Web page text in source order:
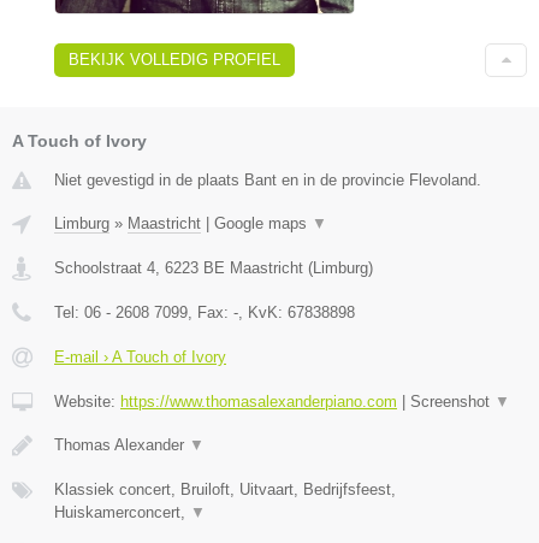
BEKIJK VOLLEDIG PROFIEL
A Touch of Ivory
Niet gevestigd in de plaats Bant en in de provincie Flevoland.
Limburg » Maastricht Google maps ▼
Schoolstraat 4, 6223 BE Maastricht (Limburg)
Tel: 06 - 2608 7099, Fax: -, KvK: 67838898
E-mail › A Touch of Ivory
Website: https://www.thomasalexanderpiano.com Screenshot ▼
Thomas Alexander ▼
Klassiek concert, Bruiloft, Uitvaart, Bedrijfsfeest,
Huiskamerconcert, ▼